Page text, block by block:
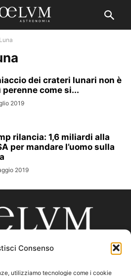
Consenso
utilizziamo tecnologie come i cookie
dei crateri lunari non è
perenne come si...
2019
rilancia: 1,6 miliardi alla
per mandare l’uomo sulla
2019
SIAMO